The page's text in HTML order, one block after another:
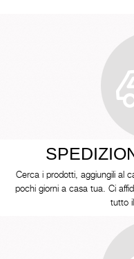
Cerca i prodotti, aggiungili al
pochi giorni a casa tua. Ci
tutto